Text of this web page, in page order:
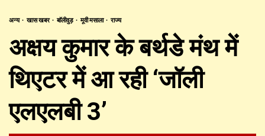
अन्य खास खबर बाॅलीवुड़ मूवी मसाला राज्य
अक्षय कुमार के बर्थडे मंथ में
थिएटर में आ रही ‘जॉली
एलएलबी 3’